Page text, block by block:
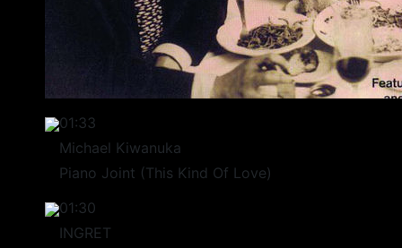
01:33
Michael Kiwanuka
Piano Joint (This Kind Of Love)
01:30
INGRET